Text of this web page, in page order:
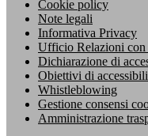
Cookie policy
Note legali
Informativa Privacy
Ufficio Relazioni
Dichiarazione di
Obiettivi di
Whistleblowing
Gestione consensi
Amministrazione